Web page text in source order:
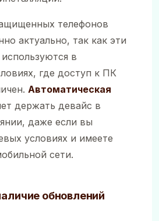
телефонов
актуально, так как эти
в
где доступ к ПК
Автоматическая
держать девайс в
даже если вы
условиях и имеете
сети.
обновлений